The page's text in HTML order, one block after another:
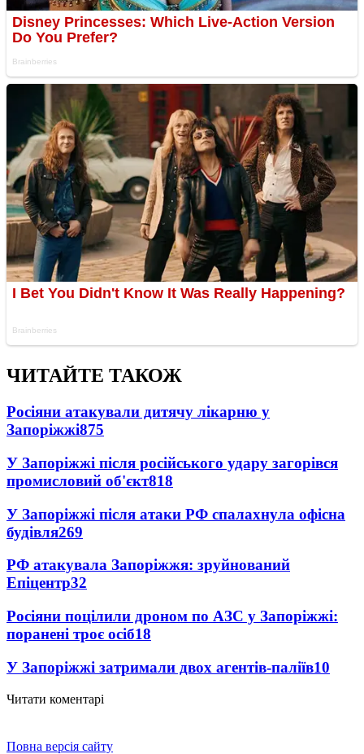
ЧИТАЙТЕ ТАКОЖ
Росіяни атакували дитячу лікарню у
Запоріжжі875
У Запоріжжі після російського удару загорівся
промисловий об'єкт818
У Запоріжжі після атаки РФ спалахнула офісна
будівля269
РФ атакувала Запоріжжя: зруйнований
Епіцентр32
Росіяни поцілили дроном по АЗС у Запоріжжі:
поранені троє осіб18
У Запоріжжі затримали двох агентів-паліїв10
Читати коментарі
Повна версія сайту